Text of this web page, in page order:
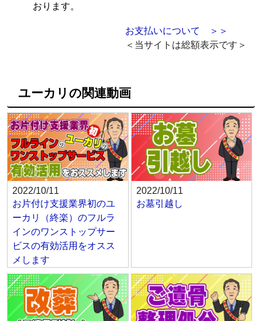
おります。
お支払いについて ＞＞
＜当サイトは総額表示です＞
ユーカリの関連動画
2022/10/11
お片付け支援業界初のユ
ーカリ（終楽）のフルラ
インのワンストップサー
ビスの有効活用をオスス
メします
2022/10/11
お墓引越し